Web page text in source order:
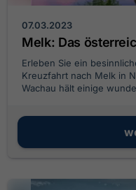
07.03.2023
Melk: Das
Erleben Sie ein
Kreuzfahrt nach Melk in
Wachau hält einige